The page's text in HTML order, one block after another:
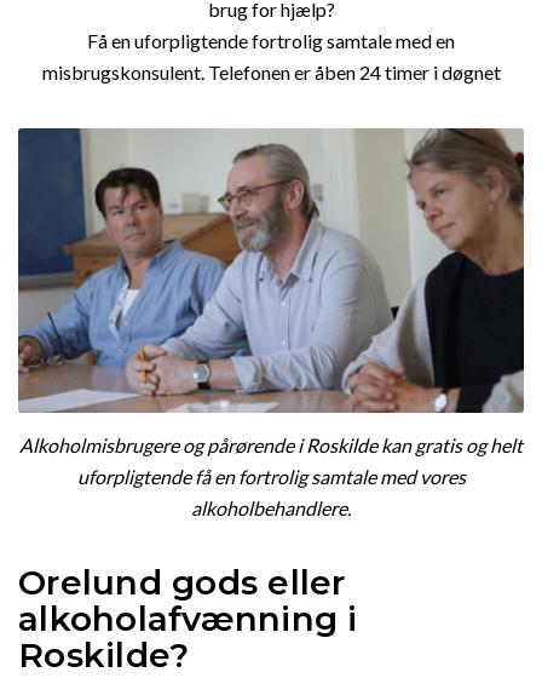
brug for hjælp?
Få en uforpligtende fortrolig samtale med en
misbrugskonsulent. Telefonen er åben 24 timer i døgnet
Alkoholmisbrugere og pårørende i Roskilde kan gratis og helt
uforpligtende få en fortrolig samtale med vores
alkoholbehandlere.
Orelund gods eller
alkoholafvænning i
Roskilde?